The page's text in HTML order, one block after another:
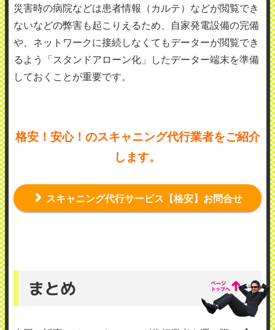
災害時の病院などは患者情報（カルテ）などが閲覧でき
ないなどの弊害も起こりえるため、自家発電設備の完備
や、ネットワークに接続しなくてもデーターが閲覧でき
るよう「スタンドアローン化」したデーター端末を準備
しておくことが重要です。
格安！安心！のスキャニング代行業者をご紹介
します。
スキャニング代行サービス【格安】お問合せ
まとめ